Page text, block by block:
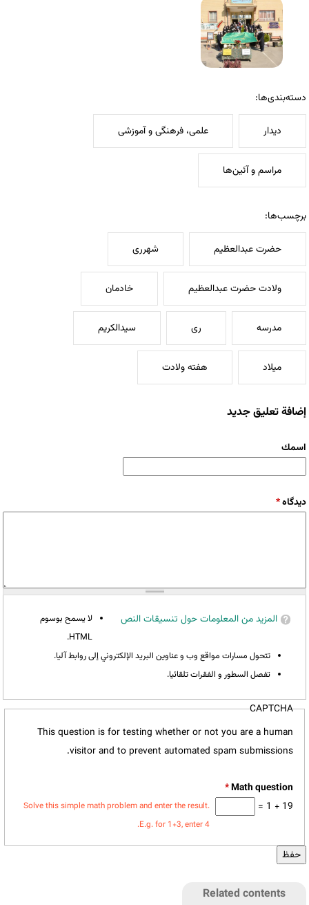
دسته‌بندی‌ها:
دیدار علمی، فرهنگی و آموزشی
مراسم و آئین‌ها
برچسب‌ها:
حضرت عبدالعظیم شهرری
ولادت حضرت عبدالعظیم خادمان
مدرسه ری سیدالکریم
میلاد هفته ولادت
إضافة تعليق جديد
‏اسمك ‏
‏دیدگاه ‏*
المزيد من المعلومات حول تنسيقات النص
لا يسمح بوسوم
HTML.
تتحول مسارات مواقع وب و عناوين البريد الإلكتروني إلى روابط آليا.
تفصل السطور و الفقرات تلقائيا.
CAPTCHA
This question is for testing whether or not you are a human
visitor and to prevent automated spam submissions.
*
19 + 1 =
Solve this simple math problem and enter the result.
E.g. for 1+3, enter 4.
Related contents